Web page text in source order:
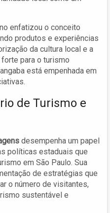
enfatizou o conceito
produtos e experiências
da cultura local e a
para o turismo
está empenhada em
de Turismo e
desempenha um papel
políticas estaduais que
em São Paulo. Sua
de estratégias que
o número de visitantes,
sustentável e